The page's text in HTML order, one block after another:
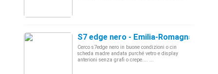
S7 edge nero - Emilia-Romagna,
Cerco s7edge nero in buone condizioni o cin
scheda madre andata purché vetro e display
anterioni senza grafi o crepe.... ...